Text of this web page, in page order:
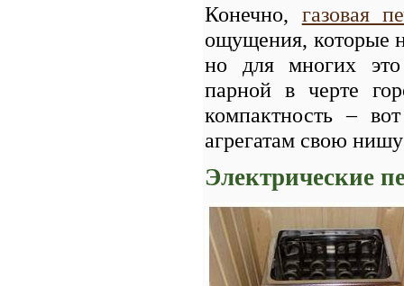
Конечно, газовая
ощущения, которые
но для многих это
парной в черте
компактность –
агрегатам свою
Электрические